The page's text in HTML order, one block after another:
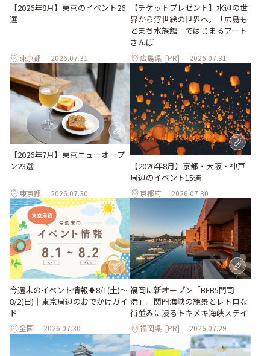
【2026年8月】東京のイベント26
選
東京都 2026.07.31
【チケットプレゼント】水辺の世
界から浮世絵の世界へ。「広島も
とまち水族館」ではじまるアート
さんぽ
広島県 [PR] 2026.07.31
【2026年7月】東京ニューオープ
ン23選
東京都 2026.07.30
【2026年8月】京都・大阪・神戸
周辺のイベント15選
京都府 2026.07.30
今週末のイベント情報♦︎8/1(土)〜
8/2(日)｜東京周辺のおでかけガイ
ド
全国 2026.07.30
福岡に新オープン「BEB5門司
港」。関門海峡の絶景とレトロな
街並みに浸るトキメキ海峡ステイ
福岡県 [PR] 2026.07.29